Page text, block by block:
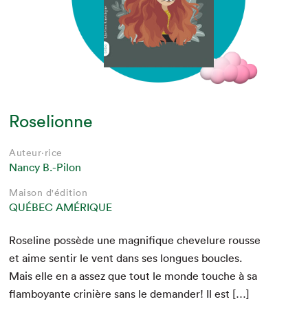
Roselionne
Auteur·rice
Nancy B.-Pilon
Maison d'édition
QUÉBEC AMÉRIQUE
Rose­line pos­sède une mag­nifique chevelure rousse
et aime sen­tir le vent dans ses longues boucles.
Mais elle en a assez que tout le monde touche à sa
flam­boy­ante crinière sans le deman­der! Il est […]